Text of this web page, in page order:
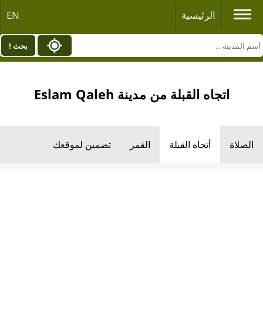
الرئيسية EN
بحث !
اتجاه القبلة من مدينة Eslam Qaleh
الصلاة أتجاه القبلة القمر تضمين لموقعك